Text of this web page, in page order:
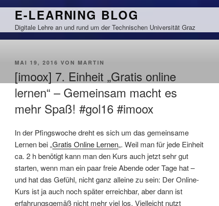
Zum
springen
E-LEARNING BLOG
Digitale Lehre an und rund um der Technischen Universität Graz
VERÖFFENTLICHT
MAI 19, 2016 VON MARTIN
[imoox] 7. Einheit „Gratis online
lernen“ – Gemeinsam macht es
mehr Spaß! #gol16 #imoox
In der Pfingswoche dreht es sich um das gemeinsame
Lernen bei „Gratis Online Lernen„. Weil man für jede Einheit
ca. 2 h benötigt kann man den Kurs auch jetzt sehr gut
starten, wenn man ein paar freie Abende oder Tage hat –
und hat das Gefühl, nicht ganz alleine zu sein: Der Online-
Kurs ist ja auch noch später erreichbar, aber dann ist
erfahrungsgemäß nicht mehr viel los. Vielleicht nutzt